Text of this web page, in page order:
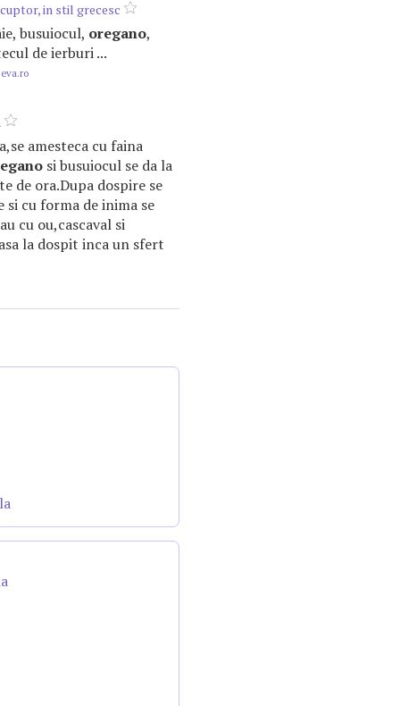
in stil grecesc
busuiocul, oregano,
de ierburi ...
amesteca cu faina
si busuiocul se da la
de ora.Dupa dospire se
si cu forma de inima se
cu ou,cascaval si
la dospit inca un sfert